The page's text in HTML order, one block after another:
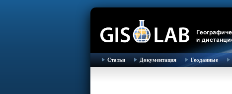
Статьи Документация Геоданные